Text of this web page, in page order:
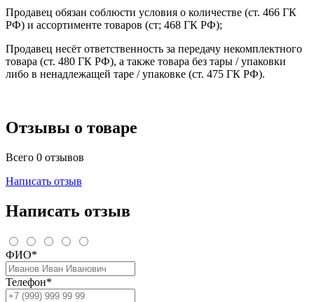
Продавец обязан соблюсти условия о количестве (ст. 466 ГК
РФ) и ассортименте товаров (ст; 468 ГК РФ);
Продавец несёт ответственность за передачу некомплектного
товара (ст. 480 ГК РФ), а также товара без тары / упаковки
либо в ненадлежащей таре / упаковке (ст. 475 ГК РФ).
Отзывы о товаре
Всего 0 отзывов
Написать отзыв
Написать отзыв
ФИО*
Телефон*